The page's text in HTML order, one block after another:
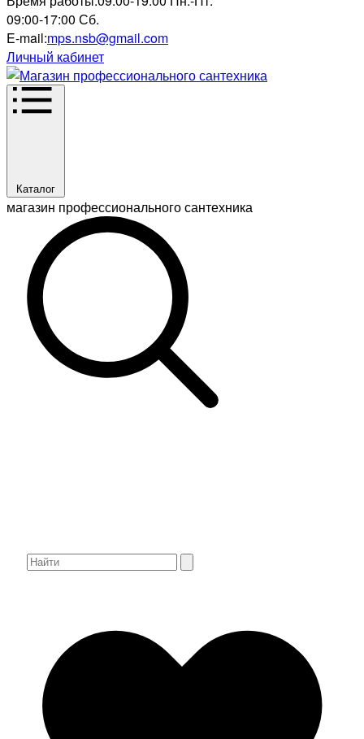
09:00-17:00 Сб.
E-mail:mps.nsb@gmail.com
Личный кабинет
Каталог
магазин профессионального сантехника